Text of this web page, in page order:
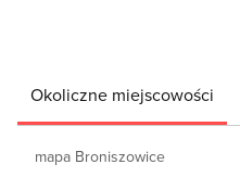
Okoliczne miejscowości
mapa Broniszowice